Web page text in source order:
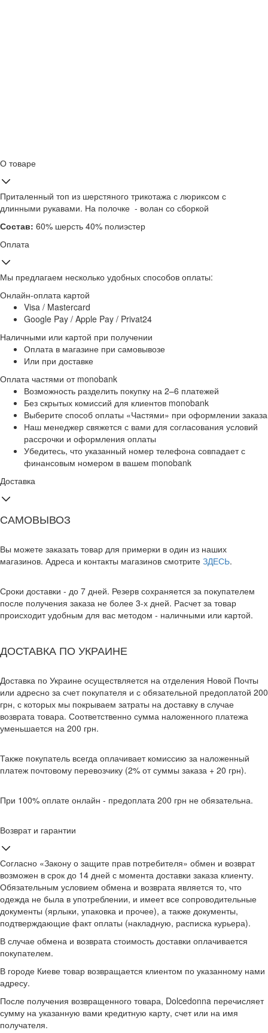
О товаре
Приталенный топ из шерстяного трикотажа с люриксом с
длинными рукавами. На полочке - волан со сборкой
Состав: 60% шерсть 40% полиэстер
Оплата
Мы предлагаем несколько удобных способов оплаты:
Онлайн-оплата картой
Visa / Mastercard
Google Pay / Apple Pay / Privat24
Наличными или картой при получении
Оплата в магазине при самовывозе
Или при доставке
Оплата частями от monobank
Возможность разделить покупку на 2–6 платежей
Без скрытых комиссий для клиентов monobank
Выберите способ оплаты «Частями» при оформлении заказа
Наш менеджер свяжется с вами для согласования условий
рассрочки и оформления оплаты
Убедитесь, что указанный номер телефона совпадает с
финансовым номером в вашем monobank
Доставка
САМОВЫВОЗ
Вы можете заказать товар для примерки в один из наших
магазинов. Адреса и контакты магазинов смотрите ЗДЕСЬ.
Сроки доставки - до 7 дней. Резерв сохраняется за покупателем
после получения заказа не более 3-х дней. Расчет за товар
происходит удобным для вас методом - наличными или картой.
ДОСТАВКА ПО УКРАИНЕ
Доставка по Украине осуществляется на отделения Новой Почты
или адресно за счет покупателя и с обязательной предоплатой 200
грн, с которых мы покрываем затраты на доставку в случае
возврата товара. Соответственно сумма наложенного платежа
уменьшается на 200 грн.
Также покупатель всегда оплачивает комиссию за наложенный
платеж почтовому перевозчику (2% от суммы заказа + 20 грн).
При 100% оплате онлайн - предоплата 200 грн не обязательна.
Возврат и гарантии
Согласно «Закону о защите прав потребителя» обмен и возврат
возможен в срок до 14 дней с момента доставки заказа клиенту.
Обязательным условием обмена и возврата является то, что
одежда не была в употреблении, и имеет все сопроводительные
документы (ярлыки, упаковка и прочее), а также документы,
подтверждающие факт оплаты (накладную, расписка курьера).
В случае обмена и возврата стоимость доставки оплачивается
покупателем.
В городе Киеве товар возвращается клиентом по указанному нами
адресу.
После получения возвращенного товара, Dolcedonna перечисляет
сумму на указанную вами кредитную карту, счет или на имя
получателя.